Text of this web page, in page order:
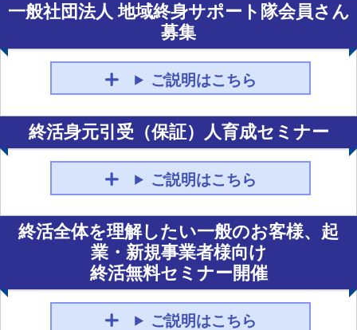
一般社団法人 地域終身サポート隊会員さん
募集
ご説明はこちら
終活身元引受（保証）人育成セミナー
ご説明はこちら
終活全体を理解したい一般のお客様、起
業・新規事業者様向け
終活無料セミナー開催
ご説明はこちら